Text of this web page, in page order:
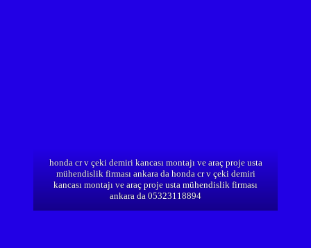
honda cr v çeki demiri kancası montajı ve araç proje usta
mühendislik firması ankara da honda cr v çeki demiri
kancası montajı ve araç proje usta mühendislik firması
ankara da 05323118894